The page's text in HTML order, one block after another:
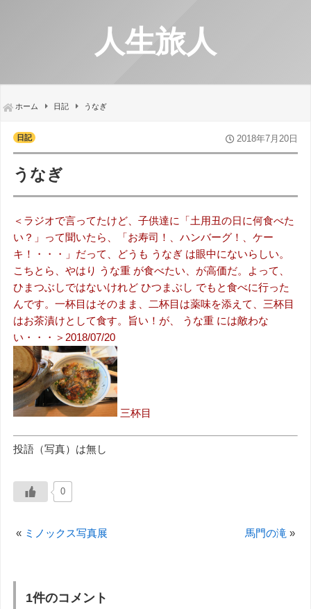
人生旅人
ホーム 日記 うなぎ
日記 2018年7月20日
うなぎ
＜ラジオで言ってたけど、子供達に「土用丑の日に何食べた
い？」って聞いたら、「お寿司！、ハンバーグ！、ケー
キ！・・・」だって、どうも うなぎ は眼中にないらしい。
こちとら、やはり うな重 が食べたい、が高価だ。よって、
ひまつぶしではないけれど ひつまぶし でもと食べに行った
んです。一杯目はそのまま、二杯目は薬味を添えて、三杯目
はお茶漬けとして食す。旨い！が、 うな重 には敵わな
い・・・＞2018/07/20
三杯目
投語（写真）は無し
0
« ミノックス写真展 馬門の滝 »
1件のコメント